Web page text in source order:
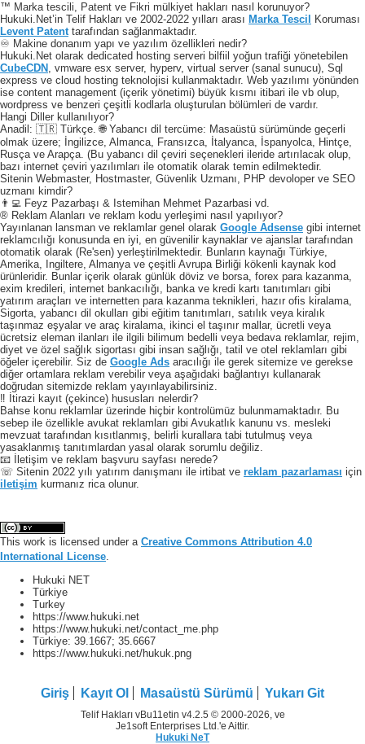
™ Marka tescili, Patent ve Fikri mülkiyet hakları nasıl korunuyor?
Hukuki.Net’in Telif Hakları ve 2002-2022 yılları arası Marka Tescil
Koruması
Levent Patenttarafından sağlanmaktadır.
♾️ Makine donanım yapı ve yazılım özellikleri nedir?
Hukuki.Net olarak dedicated hosting serveri bilfiil yoğun trafiği yönetebilen
CubeCDN , vmware esx server, hyperv, virtual server (sanal sunucu), Sql
express ve cloud hosting teknolojisi kullanmaktadır. Web yazılımı yönünden
ise content management (içerik yönetimi) büyük kısmı itibari ile vb olup,
wordpress ve benzeri çeşitli kodlarla oluşturulan bölümleri de vardır.
Hangi Diller kullanılıyor?
Anadil: 🇹🇷 Türkçe. 🌐 Yabancı dil tercüme: Masaüstü sürümünde geçerli
olmak üzere; İngilizce, Almanca, Fransızca, İtalyanca, İspanyolca, Hintçe,
Rusça ve Arapça. (Bu yabancı dil çeviri seçenekleri ileride artırılacak olup,
bazı internet çeviri yazılımları ile otomatik olarak temin edilmektedir.
Sitenin Webmaster, Hostmaster, Güvenlik Uzmanı, PHP devoloper ve SEO
uzmanı kimdir?
👨‍💻 Feyz Pazarbaşı & Istemihan Mehmet Pazarbasi vd.
® Reklam Alanları ve reklam kodu yerleşimi nasıl yapılıyor?
Yayınlanan lansman ve reklamlar genel olarak Google Adsense gibi internet
reklamcılığı konusunda en iyi, en güvenilir kaynaklar ve ajanslar tarafından
otomatik olarak (Re'sen) yerleştirilmektedir. Bunların kaynağı Türkiye,
Amerika, Ingiltere, Almanya ve çeşitli Avrupa Birliği kökenli kaynak kod
ürünleridir. Bunlar içerik olarak günlük döviz ve borsa, forex para kazanma,
exim kredileri, internet bankacılığı, banka ve kredi kartı tanıtımları gibi
yatırım araçları ve internetten para kazanma teknikleri, hazır ofis kiralama,
Sigorta, yabancı dil okulları gibi eğitim tanıtımları, satılık veya kiralık
taşınmaz eşyalar ve araç kiralama, ikinci el taşınır mallar, ücretli veya
ücretsiz eleman ilanları ile ilgili bilimum bedelli veya bedava reklamlar, rejim,
diyet ve özel sağlık sigortası gibi insan sağlığı, tatil ve otel reklamları gibi
öğeler içerebilir. Siz de Google Ads aracılığı ile gerek sitemize ve gerekse
diğer ortamlara reklam verebilir veya aşağıdaki bağlantıyı kullanarak
doğrudan sitemizde reklam yayınlayabilirsiniz.
‼️ İtirazi kayıt (çekince) hususları nelerdir?
Bahse konu reklamlar üzerinde hiçbir kontrolümüz bulunmamaktadır. Bu
sebep ile özellikle avukat reklamları gibi Avukatlık kanunu vs. mesleki
mevzuat tarafından kısıtlanmış, belirli kurallara tabi tutulmuş veya
yasaklanmış tanıtımlardan yasal olarak sorumlu değiliz.
📧 İletişim ve reklam başvuru sayfası nerede?
☏ Sitenin 2022 yılı yatırım danışmanı ile irtibat ve reklam pazarlaması için
iletişim kurmanız rica olunur.
This work is licensed under a Creative Commons Attribution 4.0
International License.
Hukuki NET
Türkiye
Turkey
https://www.hukuki.net
https://www.hukuki.net/contact_me.php
Türkiye: 39.1667; 35.6667
https://www.hukuki.net/hukuk.png
Giriş Kayıt Ol Masaüstü Sürümü Yukarı Git
Telif Hakları vBu11etin v4.2.5 © 2000-2026, ve
Je1soft Enterprises Ltd.'e Aittir.
Hukuki NeT